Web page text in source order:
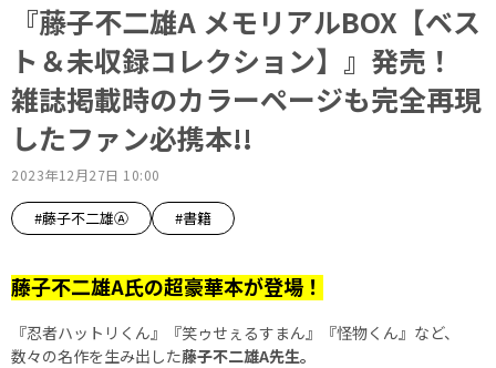
『藤子不二雄A メモリアルBOX【ベス
ト＆未収録コレクション】』発売！
雑誌掲載時のカラーページも完全再現
したファン必携本!!
2023年12月27日 10:00
#藤子不二雄Ⓐ #書籍
藤子不二雄A氏の超豪華本が登場！
『忍者ハットリくん』『笑ゥせぇるすまん』『怪物くん』など、
数々の名作を生み出した藤子不二雄A先生。